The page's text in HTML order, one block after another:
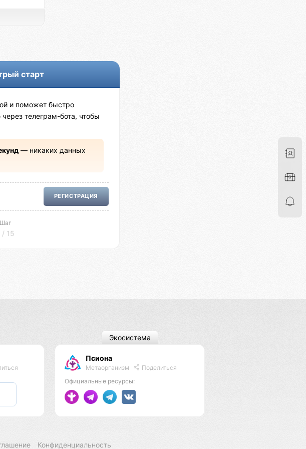
старт
и поможет быстро
телеграм-бота, чтобы
— никаких данных
РЕГИСТРАЦИЯ
Шаг
/ 15
Псиона
Метаорганизм
Поделиться
Официальные ресурсы:
Экосистема
Конфиденциальность